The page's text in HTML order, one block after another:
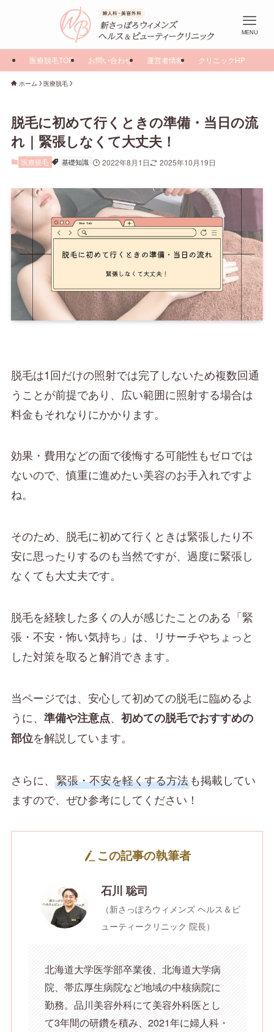
MENU
医療脱毛TOP お問い合わせ 運営者情報 クリニックHP
ホーム 医療脱毛
脱毛に初めて行くときの準備・当日の流
れ｜緊張しなくて大丈夫！
医療脱毛 基礎知識 2022年8月1日 2025年10月19日
脱毛は1回だけの照射では完了しないため複数回通
うことが前提であり、広い範囲に照射する場合は
料金もそれなりにかかります。
効果・費用などの面で後悔する可能性もゼロでは
ないので、慎重に進めたい美容のお手入れですよ
ね。
そのため、脱毛に初めて行くときは緊張したり不
安に思ったりするのも当然ですが、過度に緊張し
なくても大丈夫です。
脱毛を経験した多くの人が感じたことのある「緊
張・不安・怖い気持ち」は、リサーチやちょっと
した対策を取ると解消できます。
当ページでは、安心して初めての脱毛に臨めるよ
うに、 準備や注意点、 初めての脱毛でおすすめの
部位を解説しています。
さらに、 緊張・不安を軽くする方法も掲載してい
ますので、ぜひ参考にしてください！
この記事の執筆者
石川 聡司
（新さっぽろウィメンズ ヘルス＆ビ
ューティークリニック 院長）
北海道大学医学部卒業後、北海道大学病
院、帯広厚生病院など地域の中核病院に
勤務。品川美容外科にて美容外科医とし
て3年間の研鑽を積み、2021年に婦人科・